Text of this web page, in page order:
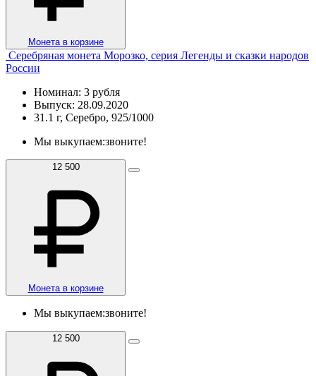
Монета в корзине
Серебряная монета Морозко, серия Легенды и сказки народов
России
Номинал: 3 рубля
Выпуск: 28.09.2020
31.1 г, Серебро, 925/1000
Мы выкупаем:звоните!
12 500
Монета в корзине
Мы выкупаем:звоните!
12 500